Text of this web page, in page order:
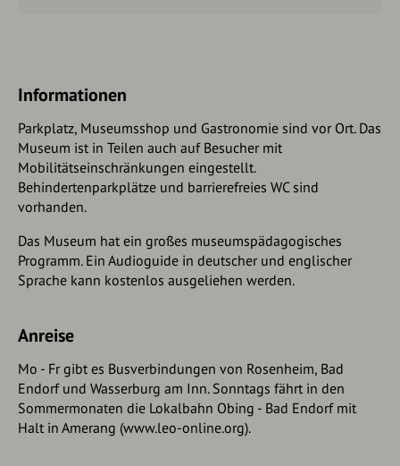
Informationen
Parkplatz, Museumsshop und Gastronomie sind vor Ort. Das
Museum ist in Teilen auch auf Besucher mit
Mobilitätseinschränkungen eingestellt.
Behindertenparkplätze und barrierefreies WC sind
vorhanden.
Das Museum hat ein großes museumspädagogisches
Programm. Ein Audioguide in deutscher und englischer
Sprache kann kostenlos ausgeliehen werden.
Anreise
Mo - Fr gibt es Busverbindungen von Rosenheim, Bad
Endorf und Wasserburg am Inn. Sonntags fährt in den
Sommermonaten die Lokalbahn Obing - Bad Endorf mit
Halt in Amerang (www.leo-online.org).